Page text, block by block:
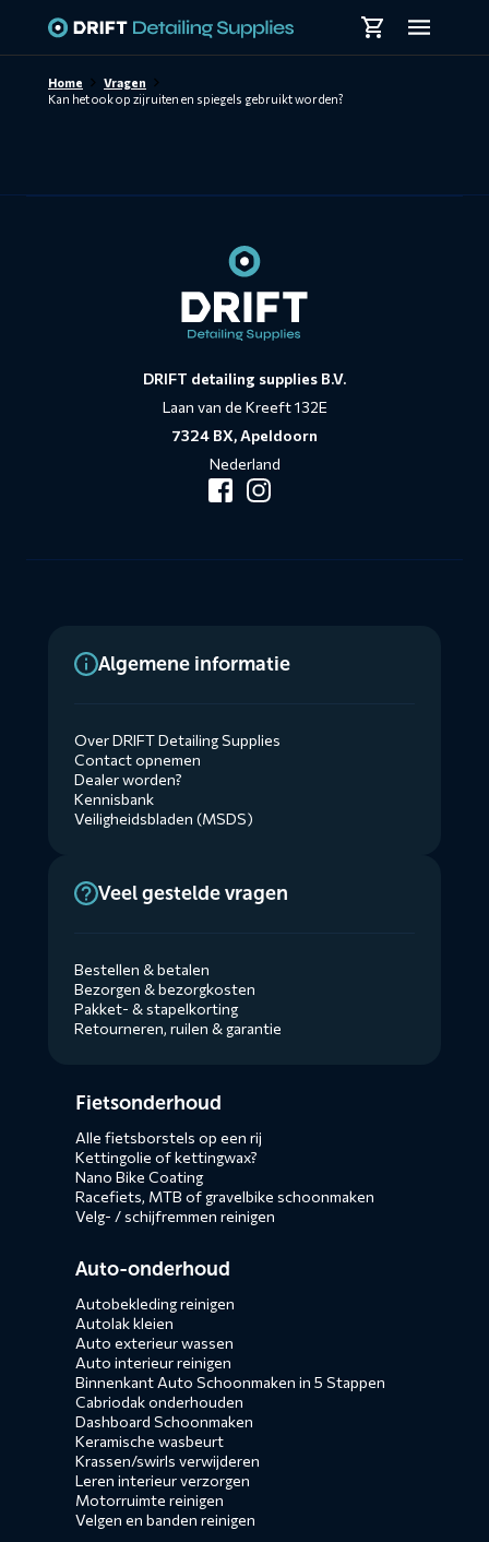
Home
Vragen
Kan het ook op zijruiten en spiegels gebruikt worden?
DRIFT detailing supplies B.V.
Laan van de Kreeft 132E
7324 BX, Apeldoorn
Nederland
Algemene informatie
Over DRIFT Detailing Supplies
Contact opnemen
Dealer worden?
Kennisbank
Veiligheidsbladen (MSDS)
Veel gestelde vragen
Bestellen & betalen
Bezorgen & bezorgkosten
Pakket- & stapelkorting
Retourneren, ruilen & garantie
menusFietsonderhoud
Alle fietsborstels op een rij
Kettingolie of kettingwax?
Nano Bike Coating
Racefiets, MTB of gravelbike schoonmaken
Velg- / schijfremmen reinigen
Auto-onderhoud
Autobekleding reinigen
Autolak kleien
Auto exterieur wassen
Auto interieur reinigen
Binnenkant Auto Schoonmaken in 5 Stappen
Cabriodak onderhouden
Dashboard Schoonmaken
Keramische wasbeurt
Krassen/swirls verwijderen
Leren interieur verzorgen
Motorruimte reinigen
Velgen en banden reinigen